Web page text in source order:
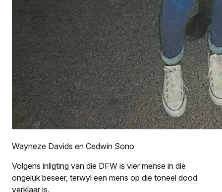
Wayneze Davids en Cedwin Sono
Volgens inligting van die DFW is vier mense in die
ongeluk beseer, terwyl een mens op die toneel dood
verklaar is.